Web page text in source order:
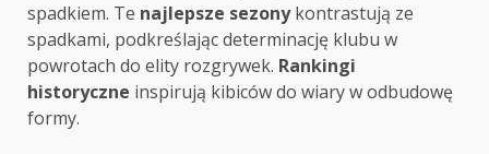
spadkiem. Te najlepsze sezonykontrastują ze
spadkami, podkreślając determinację klubu w
powrotach do elity rozgrywek. Rankingi
historyczne inspirują kibiców do wiary w odbudowę
formy.